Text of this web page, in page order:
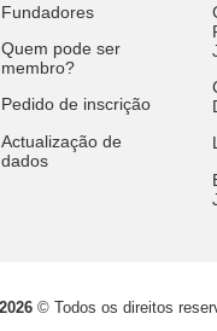
Fundadores
Quem pode ser
membro?
Pedido de inscrição
Actualização de
dados
© Todos os direitos